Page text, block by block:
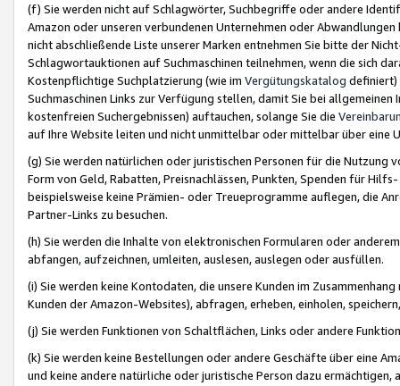
(f) Sie werden nicht auf Schlagwörter, Suchbegriffe oder andere
Amazon oder unseren verbundenen Unternehmen oder
nicht abschließende Liste unserer Marken entnehmen Sie bitte der
Schlagwortauktionen auf Suchmaschinen teilnehmen, wenn die sich
Kostenpflichtige Suchplatzierung (wie im Vergütungskatalog definiert)
Suchmaschinen Links zur Verfügung stellen, damit Sie bei
kostenfreien Suchergebnissen) auftauchen, solange Sie die
auf Ihre Website leiten und nicht unmittelbar oder mittelbar über eine
(g) Sie werden natürlichen oder juristischen Personen für die Nutzung
Form von Geld, Rabatten, Preisnachlässen, Punkten, Spenden für
beispielsweise keine Prämien- oder Treueprogramme auflegen, die
Partner-Links zu besuchen.
(h) Sie werden die Inhalte von elektronischen Formularen oder
abfangen, aufzeichnen, umleiten, auslesen, auslegen oder ausfüllen.
(i) Sie werden keine Kontodaten, die unsere Kunden im
Kunden der Amazon-Websites), abfragen, erheben, einholen,
(j) Sie werden Funktionen von Schaltflächen, Links oder andere
(k) Sie werden keine Bestellungen oder andere Geschäfte über eine
und keine andere natürliche oder juristische Person dazu